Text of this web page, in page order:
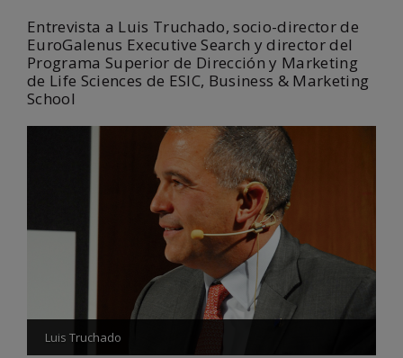
Entrevista a Luis Truchado, socio-director de
EuroGalenus Executive Search y director del
Programa Superior de Dirección y Marketing
de Life Sciences de ESIC, Business & Marketing
School
Luis Truchado